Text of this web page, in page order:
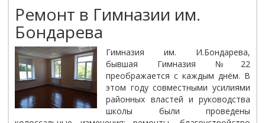
Ремонт в Гимназии им.
Бондарева
Гимназия им. И.Бондарева,
бывшая Гимназия №22
преображается с каждым днём. В
этом году совместными усилиями
районных властей и руководства
школы были проведены